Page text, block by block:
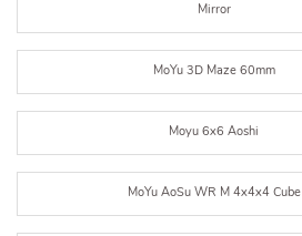
Mirror
MoYu 3D Maze 60mm
Moyu 6x6 Aoshi
MoYu AoSu WR M 4x4x4 Cube